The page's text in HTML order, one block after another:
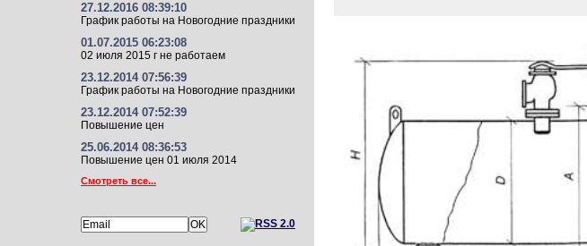
27.12.2016 08:39:10
График работы на Новогодние праздники
01.07.2015 06:23:08
02 июля 2015 г не работаем
23.12.2014 07:56:39
График работы на Новогодние праздники
23.12.2014 07:52:39
Повышение цен
25.06.2014 08:36:53
Повышение цен 01 июля 2014
Смотреть все...